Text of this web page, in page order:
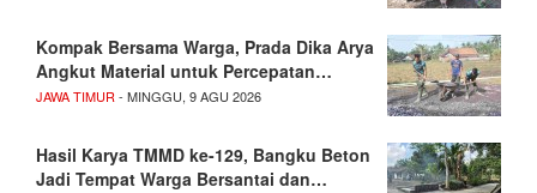
Kompak Bersama Warga, Prada Dika Arya
Angkut Material untuk Percepatan…
JAWA TIMUR- MINGGU, 9 AGU 2026
Hasil Karya TMMD ke-129, Bangku Beton
Jadi Tempat Warga Bersantai dan…